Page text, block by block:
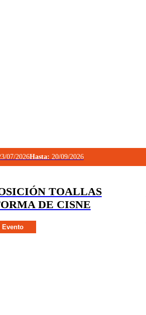
07/2026Hasta: 20/09/2026
TOALLAS
DE CISNE
Evento